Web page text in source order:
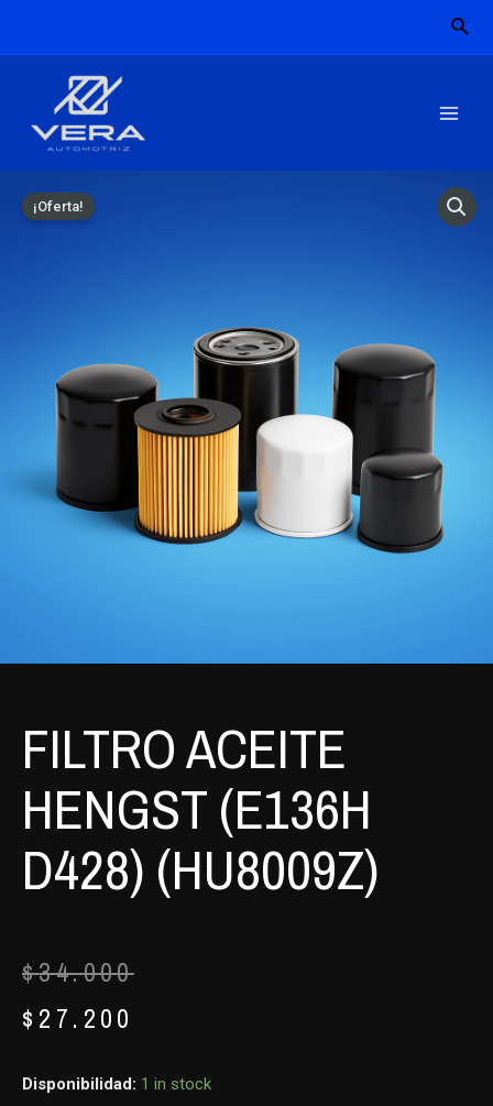
¡Oferta!
FILTRO ACEITE
HENGST (E136H
D428) (HU8009Z)
$34.000
$ 27.200
Disponibilidad: 1 in stock